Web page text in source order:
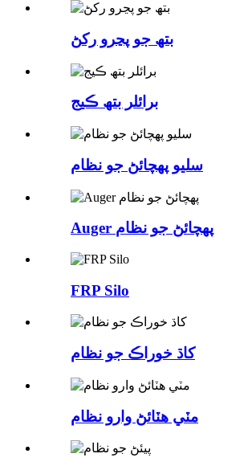
بتھ جو پڃرو رکڻ
برائلر بتھ ڪيج
سليو پهچائڻ جو نظام
Auger پهچائڻ جو نظام
FRP Silo
کاڌ خوراڪ جو نظام
مٽي هٽائڻ وارو نظام